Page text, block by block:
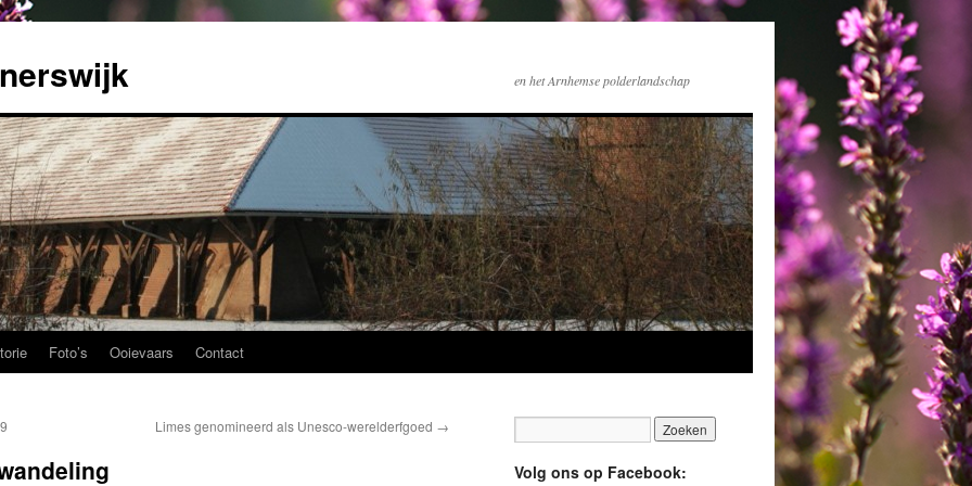
en het Arnhemse polderlandschap
Foto’s Ooievaars Contact
Limes genomineerd als Unesco-werelderfgoed →
Volg ons op Facebook: